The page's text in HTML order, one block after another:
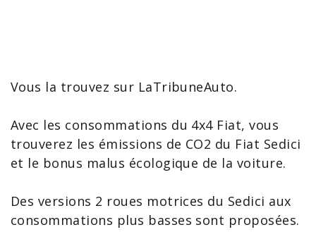
Vous la trouvez sur LaTribuneAuto.
Avec les consommations du 4x4 Fiat, vous
trouverez les émissions de CO2 du Fiat Sedici
et le bonus malus écologique de la voiture.
Des versions 2 roues motrices du Sedici aux
consommations plus basses sont proposées.